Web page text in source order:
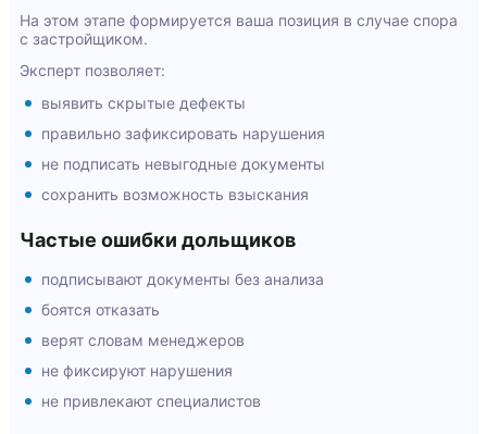
На этом этапе формируется ваша позиция в случае спора
с застройщиком.
Эксперт позволяет:
выявить скрытые дефекты
правильно зафиксировать нарушения
не подписать невыгодные документы
сохранить возможность взыскания
Частые ошибки дольщиков
подписывают документы без анализа
боятся отказать
верят словам менеджеров
не фиксируют нарушения
не привлекают специалистов